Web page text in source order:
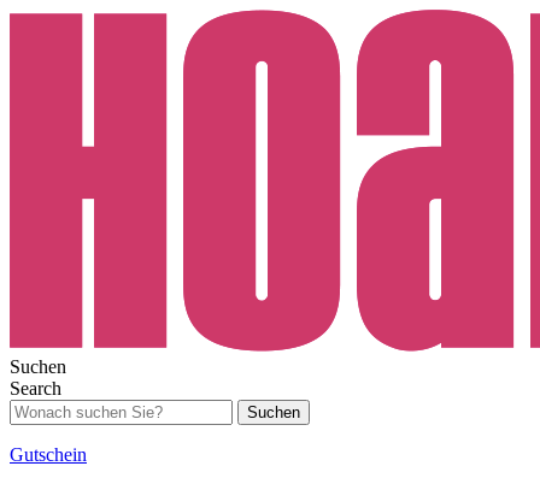
Suchen
Search
Suchen
Gutschein